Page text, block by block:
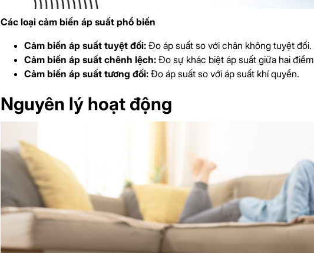
Các loại cảm biến áp suất phổ biến
Cảm biến áp suất tuyệt đối: Đo áp suất so với chân không tuyệt đối.
Cảm biến áp suất chênh lệch: Đo sự khác biệt áp suất giữa hai
Cảm biến áp suất tương đối: Đo áp suất so với áp suất khí quyển.
Nguyên lý hoạt động